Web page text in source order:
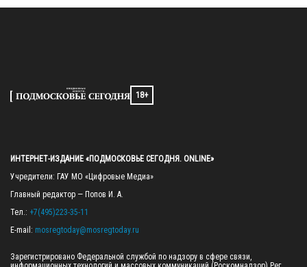
18+
ИНТЕРНЕТ-ИЗДАНИЕ «ПОДМОСКОВЬЕ СЕГОДНЯ. ONLINE»
Учредители: ГАУ МО «Цифровые Медиа»
Главный редактор — Попов И. А.
Тел.: +7(495)223-35-11
E-mail: mosregtoday@mosregtoday.ru
Зарегистрировано Федеральной службой по надзору в сфере связи,